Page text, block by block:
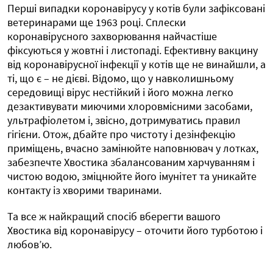
Перші випадки коронавірусу у котів були зафіксовані
ветеринарами ще 1963 році. Сплески
коронавірусного захворювання найчастіше
фіксуються у жовтні і листопаді. Ефективну вакцину
від коронавірусної інфекції у котів ще не винайшли, а
ті, що є – не дієві. Відомо, що у навколишньому
середовищі вірус нестійкий і його можна легко
дезактивувати миючими хлоровмісними засобами,
ультрафіолетом і, звісно, дотримуватись правил
гігієни. Отож, дбайте про чистоту і дезінфекцію
приміщень, вчасно замінюйте наповнювач у лотках,
забезпечте Хвостика збалансованим харчуванням і
чистою водою, зміцнюйте його імунітет та уникайте
контакту із хворими тваринами.
Та все ж найкращий спосіб вберегти вашого
Хвостика від коронавірусу – оточити його турботою і
любов’ю.